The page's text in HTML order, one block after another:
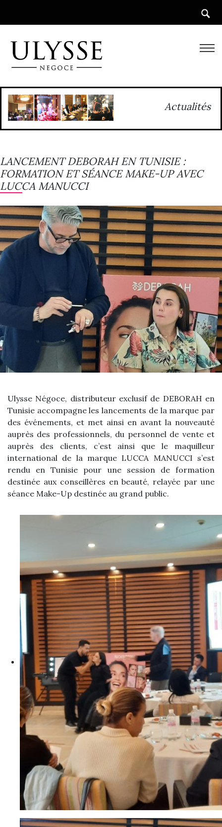
Actualités
LANCEMENT DEBORAH EN TUNISIE :
FORMATION ET SÉANCE MAKE-UP AVEC
LUCCA MANUCCI
Ulysse Négoce, distributeur exclusif de DEBORAH en
Tunisie accompagne les lancements de la marque par
des événements, et met ainsi en avant la nouveauté
auprès des professionnels, du personnel de vente et
auprès des clients, c’est ainsi que le maquilleur
international de la marque LUCCA MANUCCI s’est
rendu en Tunisie pour une session de formation
destinée aux conseillères en beauté, relayée par une
séance Make-Up destinée au grand public.